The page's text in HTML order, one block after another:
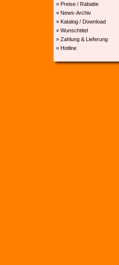
» Preise / Rabatte
» News-Archiv
» Katalog / Download
» Wunschtitel
» Zahlung & Lieferung
» Hotline